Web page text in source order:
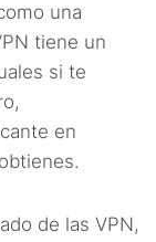
una
tiene un
si te
en
de las VPN,